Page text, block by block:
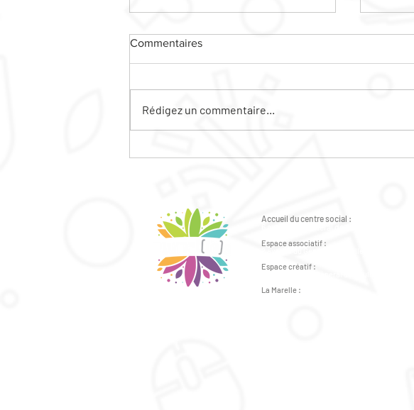
Commentaires
Rédigez un commentaire...
Accueil du centre social :
Espace associatif :
2 avenue du Général de Gaulle 37000 Tours
Espace créatif :
41bis avenue du Général de Gaulle 37000 Tours
La Marelle :